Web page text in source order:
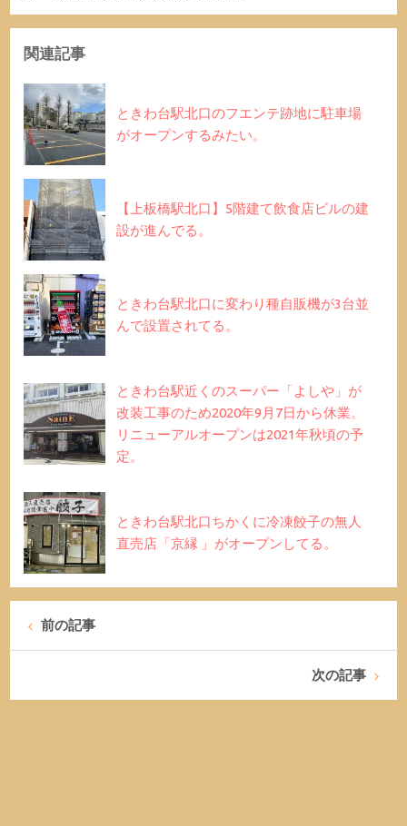
関連記事
ときわ台駅北口のフエンテ跡地に駐車場
がオープンするみたい。
【上板橋駅北口】5階建て飲食店ビルの建
設が進んでる。
ときわ台駅北口に変わり種自販機が3台並
んで設置されてる。
ときわ台駅近くのスーパー「よしや」が
改装工事のため2020年9月7日から休業。
リニューアルオープンは2021年秋頃の予
定。
ときわ台駅北口ちかくに冷凍餃子の無人
直売店「京縁 」がオープンしてる。
前の記事
次の記事